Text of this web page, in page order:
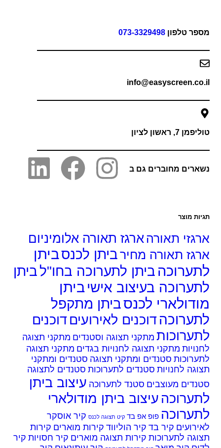
טלפון073-3329498
7, ראשון לציון
מחוברים גם ב
מוצר
תאורהארגז תאורה אלומיניום
תאורה מחיר ביתן לכנסביתן
ביתן לתערוכה בחו"לביתן
בעיצוב אישיביתן
לכנסביתן מתקפל
דוכנים לאירועיםדוכנים
מתקני תצוגה וסטנדים מתקני תצוגה
מתקני תצוגה לחנויות בגדים מתקני תצוגה
סטנדים ומתקני תצוגה סטנדים ומתקני
לחנויות סטנדים לתערוכות סטנדים לתצוגה
מעוצבים סטנד לתערוכה עיצוב ביתן
עיצוב ביתן מודולארי
פופ אפ בד קיט תצוגה לכנס קיר אוסקר
קיר בד קיר הוליווד קירות מוארים קירות
לתערוכות קירות תצוגה מוארים קיר חסויות קיר